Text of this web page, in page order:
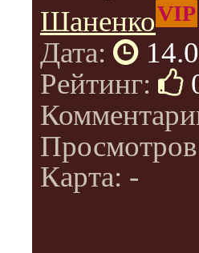
ШаненкоVIP
Дата:
Рейтинг:
Карта: -